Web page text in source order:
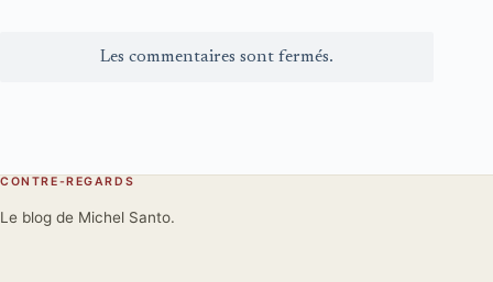
Les commentaires sont fermés.
CONTRE-REGARDS
Le blog de Michel Santo.